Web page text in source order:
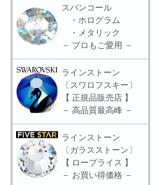
スパンコール
・ホログラム
・メタリック
－ プロもご愛用 －
ラインストーン
〔スワロフスキー〕
【 正規品販売店 】
－ 高品質最高峰 －
ラインストーン
〔ガラスストーン〕
【 ロープライス 】
－ お買い得価格 －